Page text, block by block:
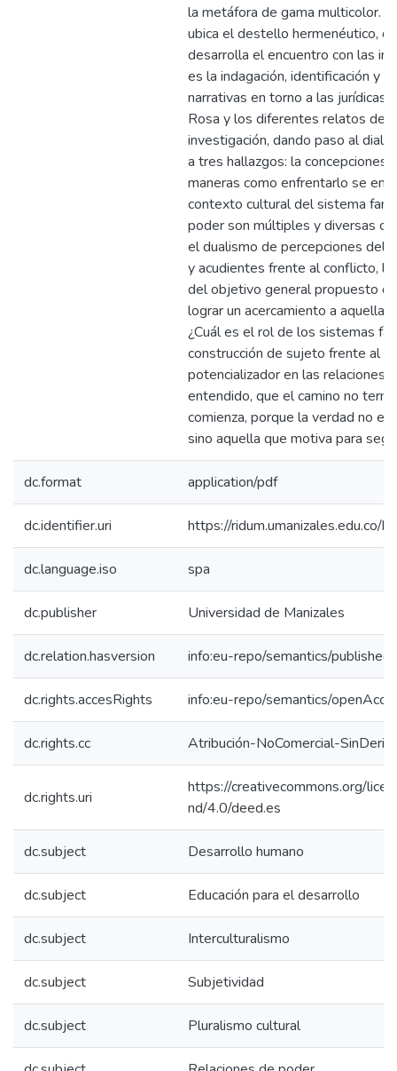
la metáfora de gama multicolor.
ubica el destello hermenéutico,
desarrolla el encuentro con las
es la indagación, identificación y
narrativas en torno a las jurídicas
Rosa y los diferentes relatos de
investigación, dando paso al
a tres hallazgos: la concepciones
maneras como enfrentarlo se
contexto cultural del sistema
poder son múltiples y diversas
el dualismo de percepciones del
y acudientes frente al conflicto,
del objetivo general propuesto
lograr un acercamiento a aquella
¿Cuál es el rol de los sistemas
construcción de sujeto frente al
potencializador en las relaciones
entendido, que el camino no
comienza, porque la verdad no
sino aquella que motiva para
dc.format application/pdf
dc.identifier.uri https://
dc.language.iso spa
dc.publisher Universidad de Manizales
dc.relation.hasversion info:eu-repo/semantics/
dc.rights.accesRights info:eu-repo/semantics/
dc.rights.cc Atribución-NoComercial-
dc.rights.uri
https://creativecommons.org/
nd/4.0/deed.es
dc.subject Desarrollo humano
dc.subject Educación para el desarrollo
dc.subject Interculturalismo
dc.subject Subjetividad
dc.subject Pluralismo cultural